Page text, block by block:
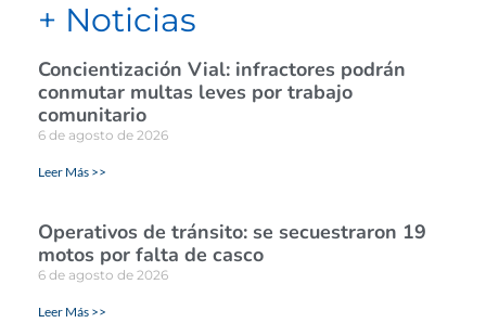
+ Noticias
Concientización Vial: infractores podrán
conmutar multas leves por trabajo
comunitario
6 de agosto de 2026
Leer Más >>
Operativos de tránsito: se secuestraron 19
motos por falta de casco
6 de agosto de 2026
Leer Más >>